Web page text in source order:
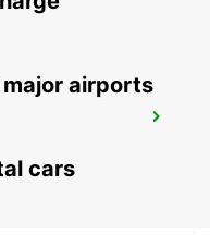
airports
cars